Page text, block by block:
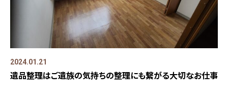
2024.01.21
遺品整理はご遺族の気持ちの整理にも繋がる大切なお仕事